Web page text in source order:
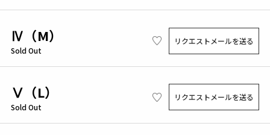
Ⅳ（M）
Sold Out
リクエストメールを送る
Ⅴ（L）
Sold Out
リクエストメールを送る